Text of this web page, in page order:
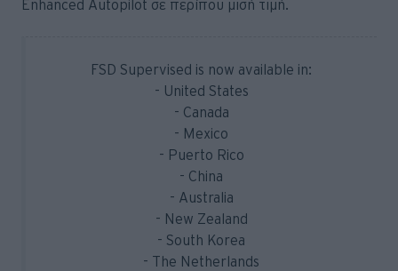
Enhanced Autopilot σε περίπου μισή τιμή.
FSD Supervised is now available in:
- United States
- Canada
- Mexico
- Puerto Rico
- China
- Australia
- New Zealand
- South Korea
- The Netherlands